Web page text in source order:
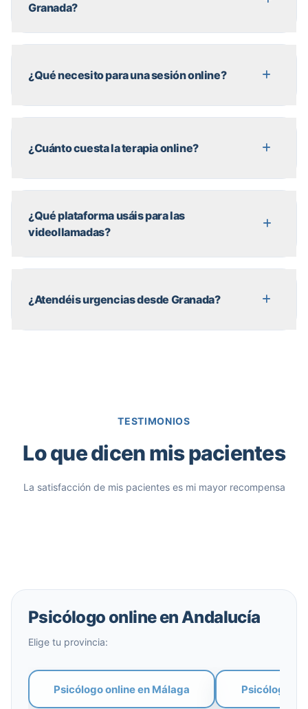
Granada?
¿Qué necesito para una sesión online?
¿Cuánto cuesta la terapia online?
¿Qué plataforma usáis para las
videollamadas?
¿Atendéis urgencias desde Granada?
TESTIMONIOS
Lo que dicen mis pacientes
La satisfacción de mis pacientes es mi mayor recompensa
Psicólogo online en Andalucía
Elige tu provincia:
Psicólogo online en Málaga Psicólogo